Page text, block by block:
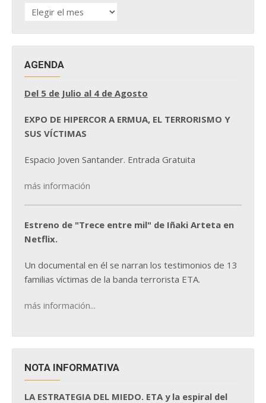
HISTÓRICO
DE
AGENDA
Del 5 de Julio al 4 de Agosto
EXPO DE HIPERCOR A ERMUA, EL TERRORISMO Y
SUS VÍCTIMAS
Espacio Joven Santander. Entrada Gratuita
más información
Estreno de "Trece entre mil" de Iñaki Arteta en
Netflix.
Un documental en él se narran los testimonios de 13
familias víctimas de la banda terrorista ETA.
más información...
NOTA INFORMATIVA
LA ESTRATEGIA DEL MIEDO. ETA y la espiral del